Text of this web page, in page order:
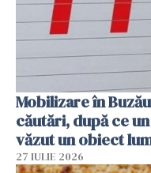
Mobilizare în
căutări, după ce
văzut un obiect
27 IULIE 2026